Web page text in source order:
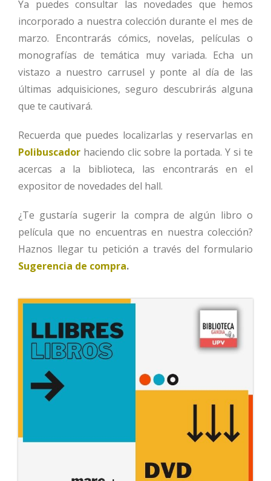
Ya puedes consultar las novedades que hemos
incorporado a nuestra colección durante el mes de
marzo. Encontrarás cómics, novelas, películas o
monografías de temática muy variada. Echa un
vistazo a nuestro carrusel y ponte al día de las
últimas adquisiciones, seguro descubrirás alguna
que te cautivará.
Recuerda que puedes localizarlas y reservarlas en
Polibuscador haciendo clic sobre la portada. Y si te
acercas a la biblioteca, las encontrarás en el
expositor de novedades del hall.
¿Te gustaría sugerir la compra de algún libro o
película que no encuentras en nuestra colección?
Haznos llegar tu petición a través del formulario
Sugerencia de compra.